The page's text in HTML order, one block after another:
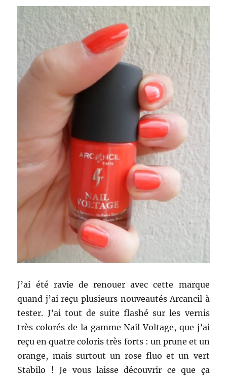
J’ai été ravie de renouer avec cette marque
quand j’ai reçu plusieurs nouveautés Arcancil à
tester. J’ai tout de suite flashé sur les vernis
très colorés de la gamme Nail Voltage, que j’ai
reçu en quatre coloris très forts : un prune et un
orange, mais surtout un rose fluo et un vert
Stabilo ! Je vous laisse découvrir ce que ça